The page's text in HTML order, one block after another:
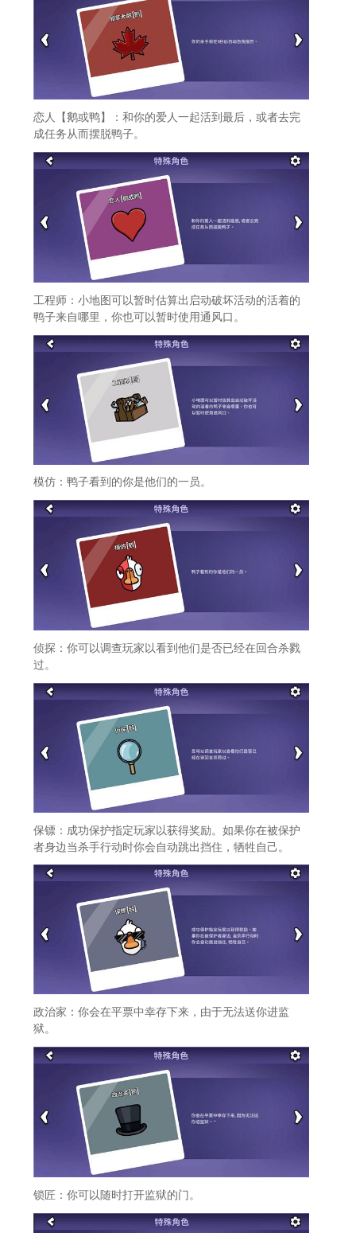
恋人【鹅或鸭】：和你的爱人一起活到最后，或者去完
成任务从而摆脱鸭子。
工程师：小地图可以暂时估算出启动破坏活动的活着的
鸭子来自哪里，你也可以暂时使用通风口。
模仿：鸭子看到的你是他们的一员。
侦探：你可以调查玩家以看到他们是否已经在回合杀戮
过。
保镖：成功保护指定玩家以获得奖励。如果你在被保护
者身边当杀手行动时你会自动跳出挡住，牺牲自己。
政治家：你会在平票中幸存下来，由于无法送你进监
狱。
锁匠：你可以随时打开监狱的门。